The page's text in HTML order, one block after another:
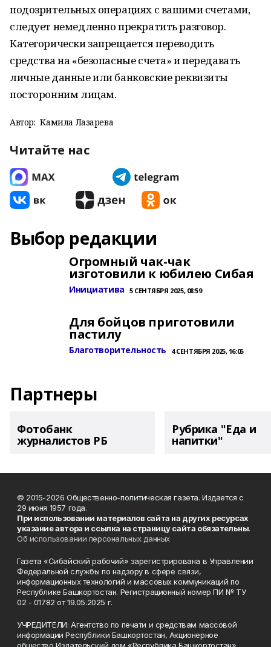
подозрительных операциях с вашими счетами,
следует немедленно прекратить разговор.
Категорически запрещается переводить
средства на «безопасные счета» и передавать
личные данные или банковские реквизиты
посторонним лицам.
Автор: Камила Лазарева
Читайте нас
Выбор редакции
Огромный чак-чак
изготовили к юбилею Сибая
Инициатива 5 СЕНТЯБРЯ 2025, 08:59
Для бойцов приготовили
пастилу
Благотворительность 4 СЕНТЯБРЯ 2025, 16:05
Партнеры
Фотобанк
журналистов РБ
Рубрика "Еда и
напитки"
© 2015-2026 Общественно-политическая газета. Издается с
29 июня 1957 года.
При использовании материалов сайта на других ресурсах
указание автора и ссылка на страницу сайта обязательны.
Об использовании персональных данных
Газета «Сибайский рабочий» зарегистрирована в Управлении
Федеральной службы по надзору в сфере связи,
информационных технологий и массовых коммуникаций по
Республике Башкортостан. Регистрационный номер ПИ № ТУ
02 - 01782 от 19.05.2025 г.
УЧРЕДИТЕЛИ: Агентство по печати и средствам массовой
информации Республики Башкортостан, Акционерное